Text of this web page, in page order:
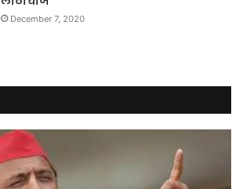
December 7, 2020